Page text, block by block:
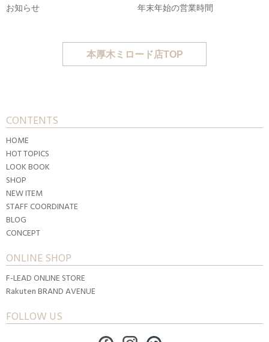
お知らせ 年末年始の営業時間
本厚木ミロード店TOP
CONTENTS
HOME
HOT TOPICS
LOOK BOOK
SHOP
NEW ITEM
STAFF COORDINATE
BLOG
CONCEPT
ONLINE SHOP
F-LEAD ONLINE STORE
Rakuten BRAND AVENUE
FOLLOW US